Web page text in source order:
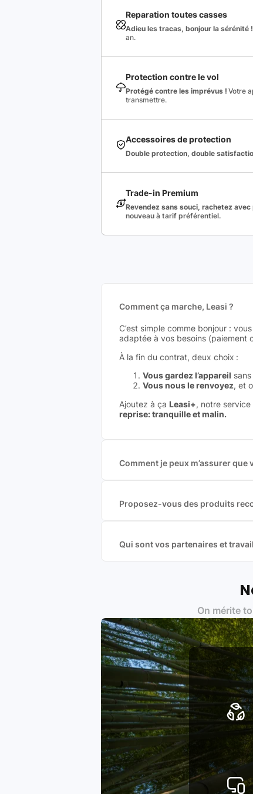
Reparation toutes casses
Adieu les tracas, bonjour la sérénité !
an.
Protection contre le vol
Protégé contre les imprévus ! Votre
transmettre.
Accessoires de protection
Double protection, double
Trade-in Premium
Revendez sans souci, rachetez avec
nouveau à tarif préférentiel.
Comment ça marche, Leasi ?
C’est simple comme bonjour :
adaptée à vos besoins (paiement
À la fin du contrat, deux choix :
Vous gardez l’appareil
Vous nous le renvoyez, et
Ajoutez à ça Leasi+, notre
reprise: tranquille et malin.
Comment je peux m’assurer
Proposez-vous des produits
Qui sont vos partenaires et
Labels environnementaux &
Produits testés et vérifiés
Respect des normes RAEE,
On mérite